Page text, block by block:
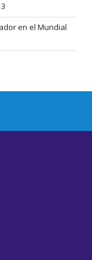
en el Mundial